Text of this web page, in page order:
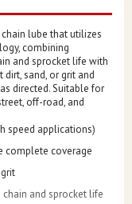
lube that utilizes
combining
and sprocket life with
sand, or grit and
as directed. Suitable for
off-road, and
speed applications)
complete coverage
and sprocket life